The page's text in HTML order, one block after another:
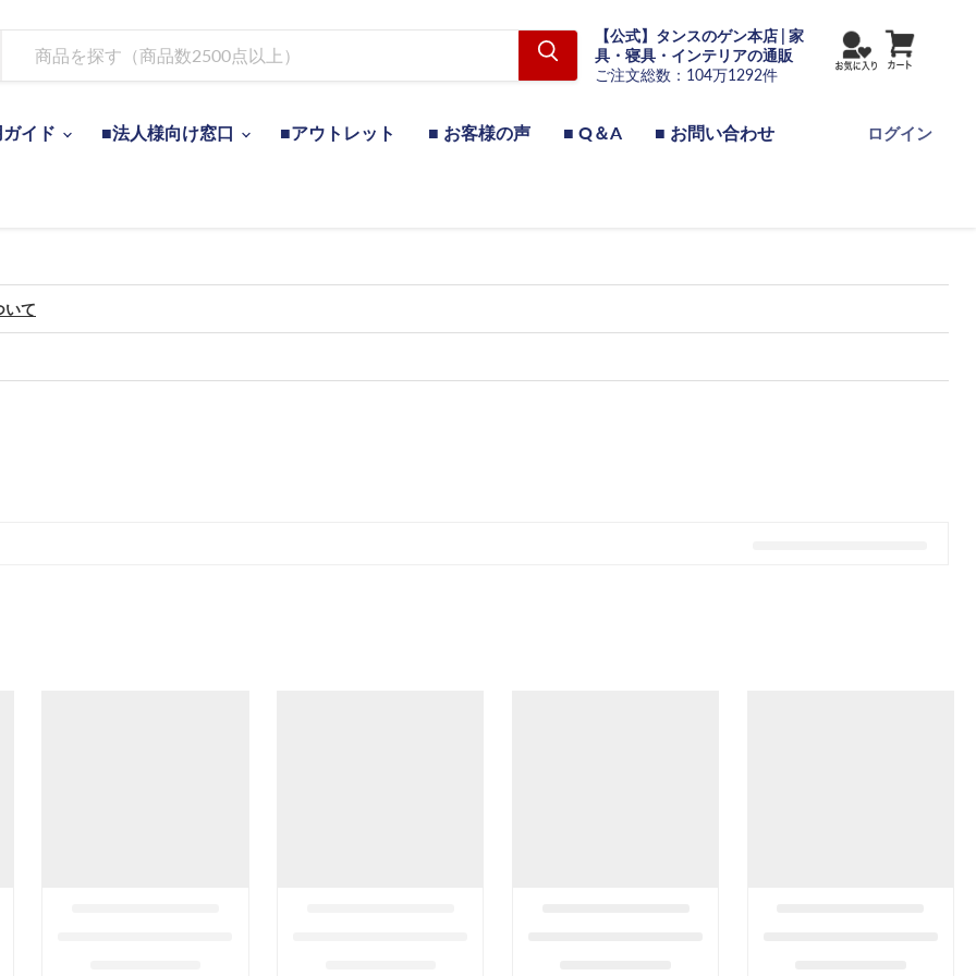
【公式】タンスのゲン本店 | 家
具・寝具・インテリアの通販
ご注文総数：104万1292件
イド ■法人様向け窓口 ■アウトレット ■ お客様の声 ■ Q＆A ■ お問い合わせ ログイン
いて